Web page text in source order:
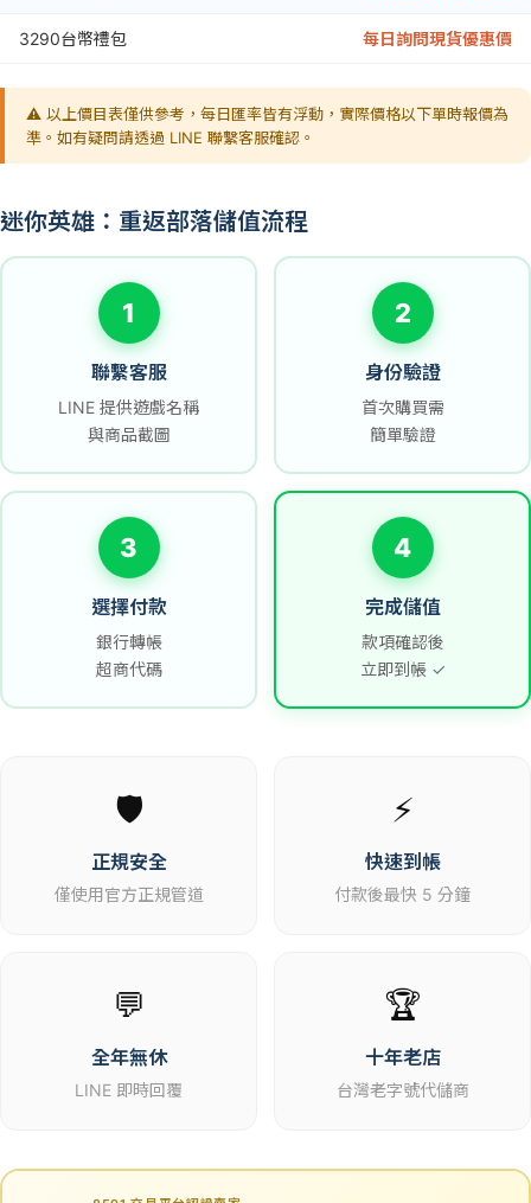
3290台幣禮包 每日詢問現貨優惠價
⚠️ 以上價目表僅供參考，每日匯率皆有浮動，實際價格以下單時報價為
準。如有疑問請透過 LINE 聯繫客服確認。
迷你英雄：重返部落儲值流程
1
聯繫客服
LINE 提供遊戲名稱
與商品截圖
2
身份驗證
首次購買需
簡單驗證
3
選擇付款
銀行轉帳
超商代碼
4
完成儲值
款項確認後
立即到帳 ✓
🛡️
正規安全
僅使用官方正規管道
⚡
快速到帳
付款後最快 5 分鐘
💬
全年無休
LINE 即時回覆
🏆
十年老店
台灣老字號代儲商